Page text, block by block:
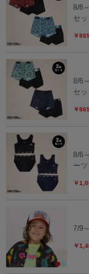
8/6
セ
￥
8/6
セ
￥
8/6
ー
￥
7/9
￥